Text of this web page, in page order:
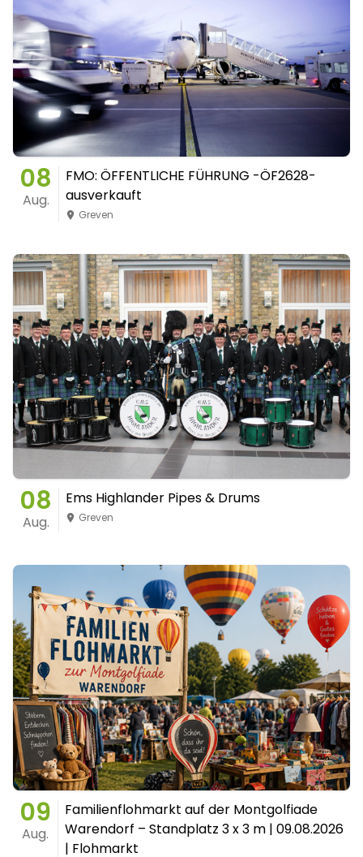
08
Aug.
FMO: ÖFFENTLICHE FÜHRUNG -ÖF2628-
ausverkauft
Greven
08
Aug.
Ems Highlander Pipes & Drums
Greven
09
Aug.
Familienflohmarkt auf der Montgolfiade
Warendorf – Standplatz 3 x 3 m | 09.08.2026
| Flohmarkt